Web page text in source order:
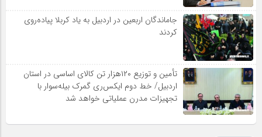
جاماندگان اربعین در اردبیل به یاد کربلا پیاده‌روی
کردند
تأمین و توزیع ۱۲۰هزار تن کالای اساسی در استان
اردبیل/ خط دوم ایکس‌ری گمرک بیله‌سوار با
تجهیزات مدرن عملیاتی خواهد شد